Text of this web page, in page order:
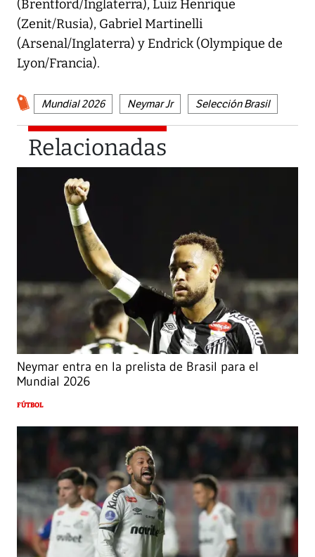
(Brentford/Inglaterra), Luiz Henrique
(Zenit/Rusia), Gabriel Martinelli
(Arsenal/Inglaterra) y Endrick (Olympique de
Lyon/Francia).
Mundial 2026 Neymar Jr Selección Brasil
Relacionadas
Neymar entra en la prelista de Brasil para el
Mundial 2026
FÚTBOL